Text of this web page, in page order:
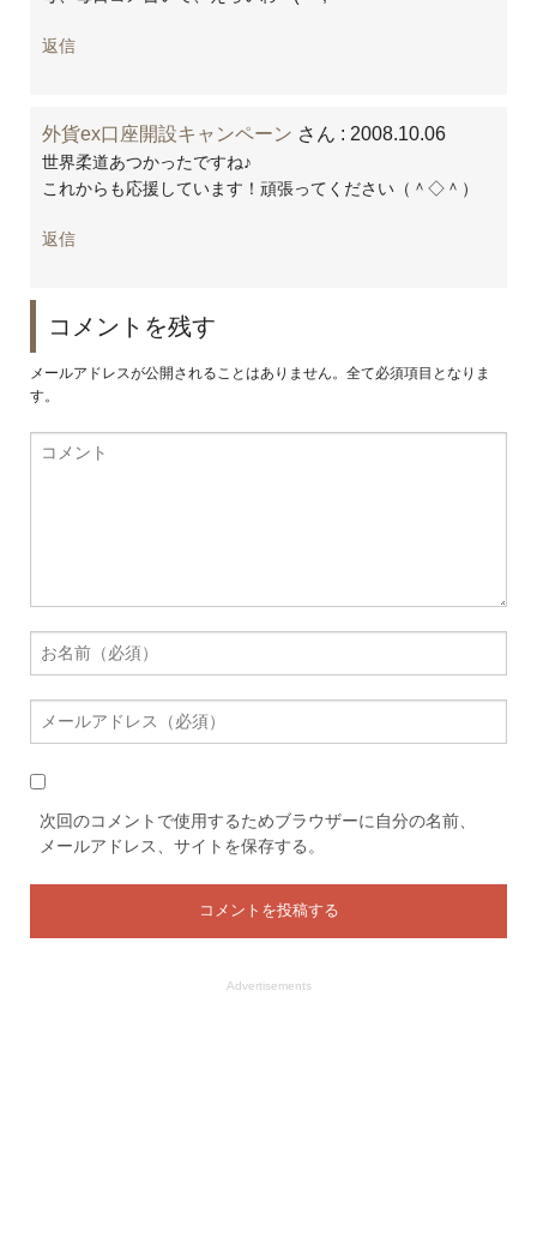
返信
外貨ex口座開設キャンペーン さん : 2008.10.06
世界柔道あつかったですね♪
これからも応援しています！頑張ってください（＾◇＾）
返信
コメントを残す
メールアドレスが公開されることはありません。全て必須項目となりま
す。
次回のコメントで使用するためブラウザーに自分の名前、
メールアドレス、サイトを保存する。
Advertisements